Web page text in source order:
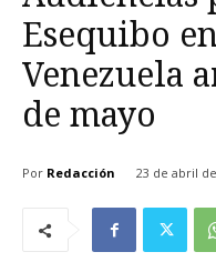
Esequibo
Venezuela
de mayo
Por Redacción 23 de abril